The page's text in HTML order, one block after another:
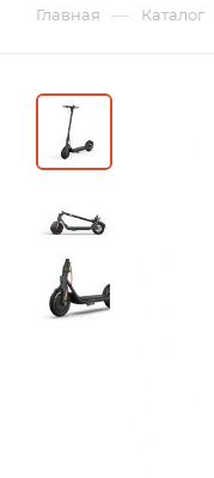
Главная — Каталог